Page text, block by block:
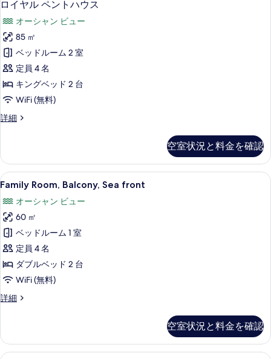
を
表
示
す
る
細
ヤ
ル
ペ
ン
ト
ハ
ウ
の
す
べ
て
の
写
真
を
表
示
ロイヤル ペントハウス
オーシャン ビュー
85 ㎡
ベッドルーム 2 室
定員 4 名
キングベッド 2 台
WiFi (無料)
詳細
ロ
ペ
ン
ト
ウ
ス
の
詳
細
空室状況と料金を確認
Family
Room,
Balcony,
Sea
front
の
す
べ
て
真
Family Room, Balcony, Sea front | バ
4
Family Room, Balcony, Sea front
オーシャン ビュー
60 ㎡
ベッドルーム 1 室
定員 4 名
ダブルベッド 2 台
WiFi (無料)
詳細
Family
front
の
空室状況と料金を確認
Garden Deluxe suite (Sea front,